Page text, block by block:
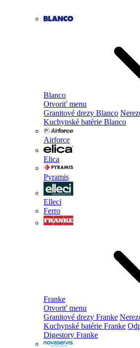
Blanco
Otvoriť menu
Granitové drezy Blanco
Kuchynské batérie Blanco
Airforce
Elica
Pyramis
Elleci
Ferro
Franke
Otvoriť menu
Granitové drezy Franke
Kuchynské batérie Franke
Digestory Franke